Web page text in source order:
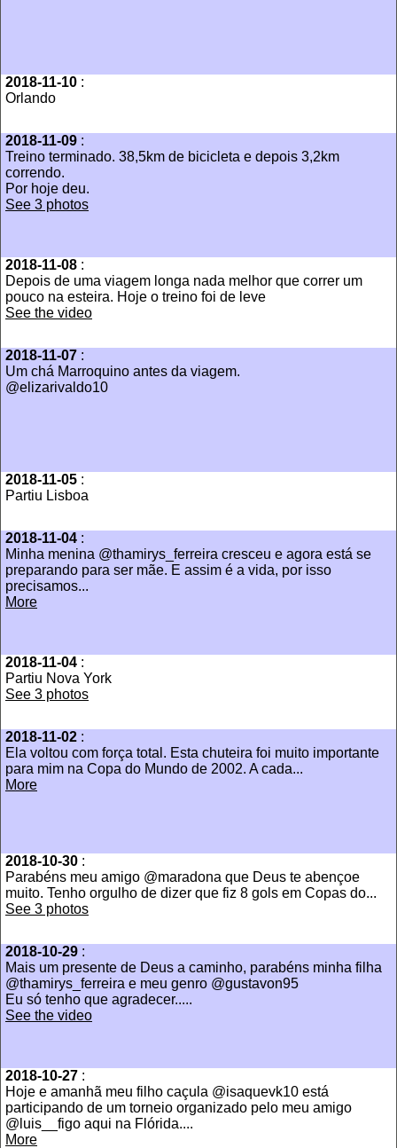
2018-11-10 :
Orlando
2018-11-09 :
Treino terminado. 38,5km de bicicleta e depois 3,2km
correndo.
Por hoje deu.
See 3 photos
2018-11-08 :
Depois de uma viagem longa nada melhor que correr um
pouco na esteira. Hoje o treino foi de leve
See the video
2018-11-07 :
Um chá Marroquino antes da viagem.
@elizarivaldo10
2018-11-05 :
Partiu Lisboa
2018-11-04 :
Minha menina @thamirys_ferreira cresceu e agora está se
preparando para ser mãe. E assim é a vida, por isso
precisamos...
More
2018-11-04 :
Partiu Nova York
See 3 photos
2018-11-02 :
Ela voltou com força total. Esta chuteira foi muito importante
para mim na Copa do Mundo de 2002. A cada...
More
2018-10-30 :
Parabéns meu amigo @maradona que Deus te abençoe
muito. Tenho orgulho de dizer que fiz 8 gols em Copas do...
See 3 photos
2018-10-29 :
Mais um presente de Deus a caminho, parabéns minha filha
@thamirys_ferreira e meu genro @gustavon95
Eu só tenho que agradecer.....
See the video
2018-10-27 :
Hoje e amanhã meu filho caçula @isaquevk10 está
participando de um torneio organizado pelo meu amigo
@luis__figo aqui na Flórida....
More